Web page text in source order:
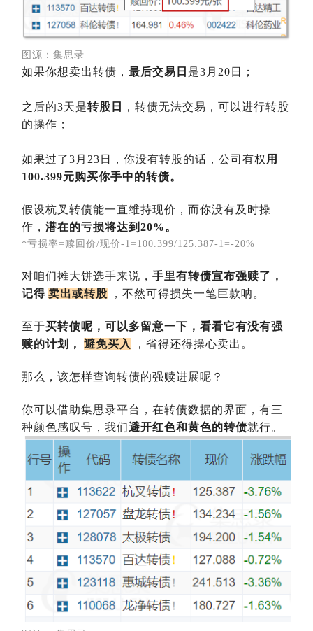
图源： 集思录
如果你想卖出转债， 最后交易日 是3月20日；
之后的3天是转股日
，转债无法交易，可以进行转股
的操作；
如果过了3月23日，你没有转股的话，公司有权 用
100.399元购买你手中的转债。
假设杭叉转债能一直维持现价，而你没有及时操
作， 潜在的亏损将达到20%。
*亏损率=赎回价/现价-1=100.399/125.387-1=-20%
对咱们摊大饼选手来说， 手里有转债宣布强赎了，
记得 卖出或转股 ，不然可得损失一笔巨款呐。
至于买转债呢，可以多留意一下，看看它有没有强
赎的计划，
避免买入 ，省得还得操心卖出。
那么，该怎样查询转债的强赎进展呢？
你可以借助集思录平台，在转债数据的界面，有三
种颜色感叹号，我们避开红色和黄色的转债就行。